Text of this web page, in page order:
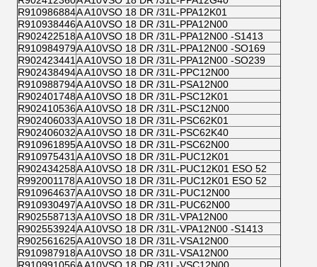
R910986884A A10VSO 18 DR /31L-PPA12K01
R910938446A A10VSO 18 DR /31L-PPA12N00
R902422518A A10VSO 18 DR /31L-PPA12N00 -S1413
R910984979A A10VSO 18 DR /31L-PPA12N00 -SO169
R902423441 A A10VSO 18 DR /31L-PPA12N00 -SO239
R902438494A A10VSO 18 DR /31L-PPC12N00
R910988794A A10VSO 18 DR /31L-PSA12N00
R902401748A A10VSO 18 DR /31L-PSC12K01
R902410536A A10VSO 18 DR /31L-PSC12N00
R902406033A A10VSO 18 DR /31L-PSC62K01
R902406032A A10VSO 18 DR /31L-PSC62K40
R910961895A A10VSO 18 DR /31L-PSC62N00
R910975431 A A10VSO 18 DR /31L-PUC12K01
R902434258A A10VSO 18 DR /31L-PUC12K01 ESO 52
R992001178A A10VSO 18 DR /31L-PUC12K01 ESO 52
R910964637A A10VSO 18 DR /31L-PUC12N00
R910930497A A10VSO 18 DR /31L-PUC62N00
R902558713A A10VSO 18 DR /31L-VPA12N00
R902553924A A10VSO 18 DR /31L-VPA12N00 -S1413
R902561625A A10VSO 18 DR /31L-VSA12N00
R910987918A A10VSO 18 DR /31L-VSA12N00